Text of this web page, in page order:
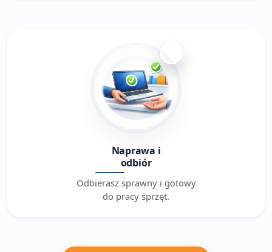
Naprawa i
odbiór
Odbierasz sprawny i gotowy
do pracy sprzęt.